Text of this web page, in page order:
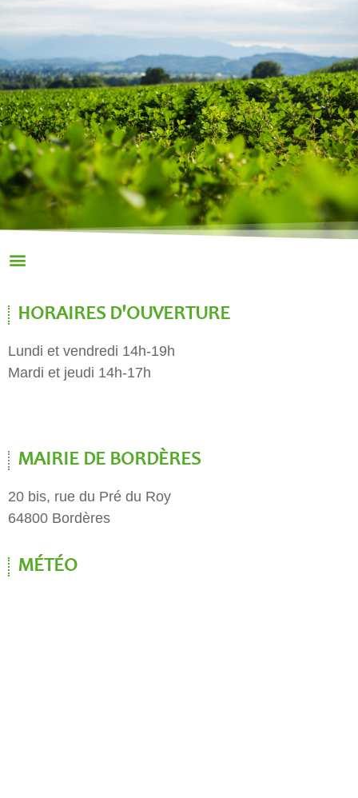
HORAIRES D'OUVERTURE
Lundi et vendredi 14h-19h
Mardi et jeudi 14h-17h
MAIRIE DE BORDÈRES
20 bis, rue du Pré du Roy
64800 Bordères
MÉTÉO